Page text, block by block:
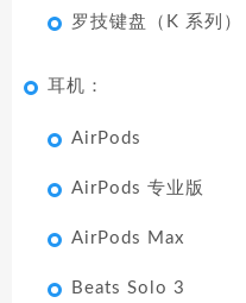
罗技键盘（K 系列）
耳机：
AirPods
AirPods 专业版
AirPods Max
Beats Solo 3